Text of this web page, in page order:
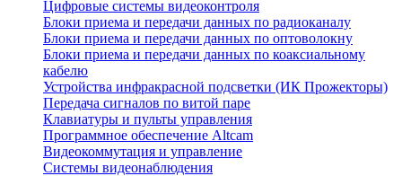
Цифровые системы видеоконтроля
Блоки приема и передачи данных по радиоканалу
Блоки приема и передачи данных по оптоволокну
Блоки приема и передачи данных по коаксиальному
кабелю
Устройства инфракрасной подсветки (ИК Прожекторы)
Передача сигналов по витой паре
Клавиатуры и пульты управления
Программное обеспечение Altcam
Видеокоммутация и управление
Системы видеонаблюдения